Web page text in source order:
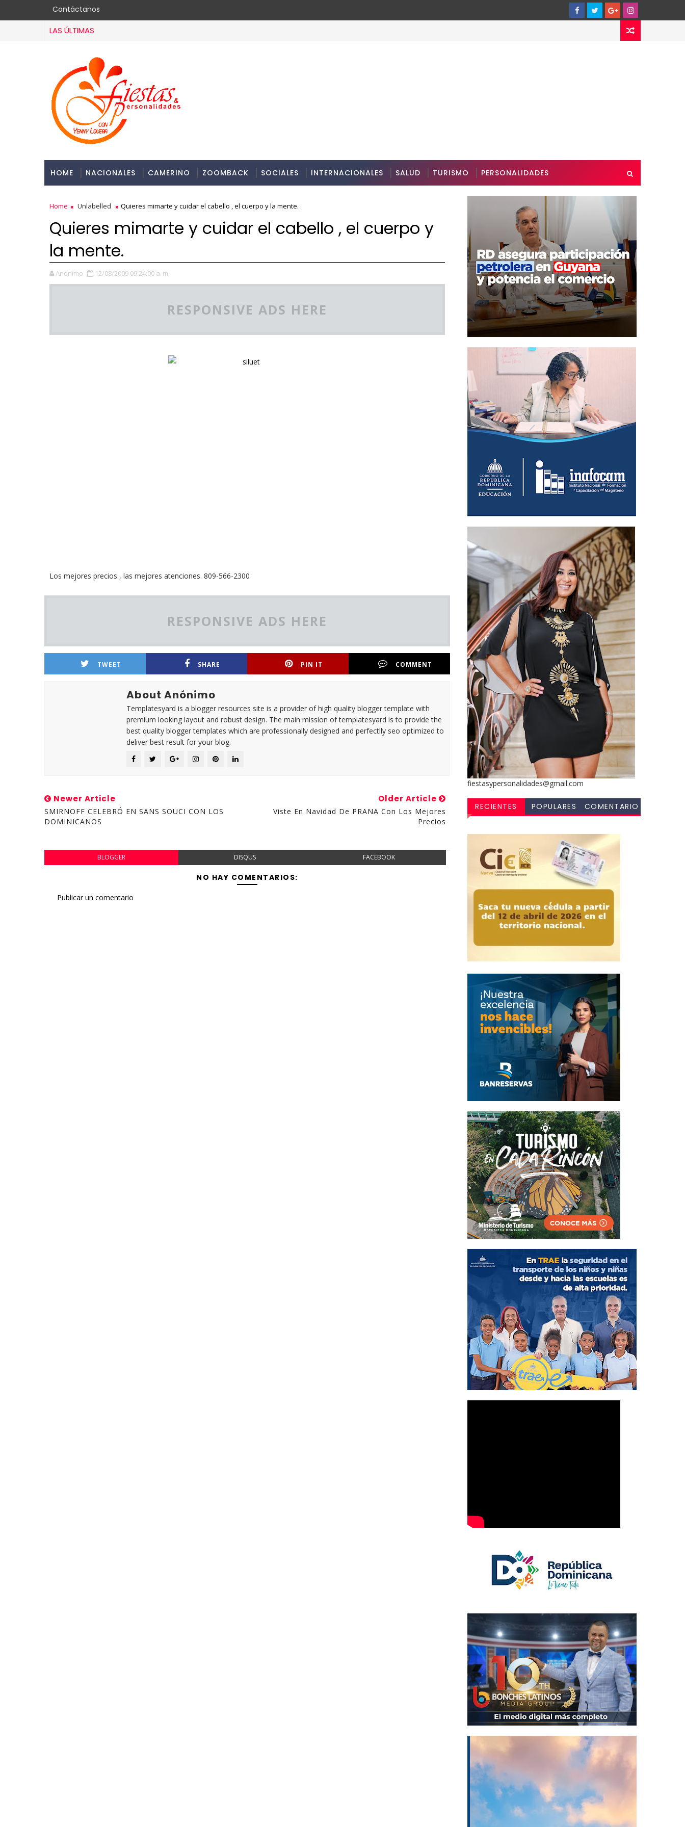
Contáctanos
LAS ÚLTIMAS
HOME NACIONALES CAMERINO ZOOMBACK SOCIALES INTERNACIONALES SALUD TURISMO PERSONALIDADES
Home Unlabelled Quieres mimarte y cuidar el cabello , el cuerpo y la mente.
Quieres mimarte y cuidar el cabello , el cuerpo y
la mente.
Anónimo 12/08/2009 09:24:00 a. m.
RESPONSIVE ADS HERE
Los mejores precios , las mejores atenciones. 809-566-2300
RESPONSIVE ADS HERE
TWEET SHARE PIN IT COMMENT
About Anónimo
Templatesyard is a blogger resources site is a provider of high quality blogger template with
premium looking layout and robust design. The main mission of templatesyard is to provide the
best quality blogger templates which are professionally designed and perfectlly seo optimized to
deliver best result for your blog.
Newer Article
SMIRNOFF CELEBRÓ EN SANS SOUCI CON LOS
DOMINICANOS
Older Article
Viste En Navidad De PRANA Con Los Mejores
Precios
BLOGGER DISQUS FACEBOOK
NO HAY COMENTARIOS:
Publicar un comentario
fiestasypersonalidades@gmail.com
RECIENTES POPULARES
COMENTARIO